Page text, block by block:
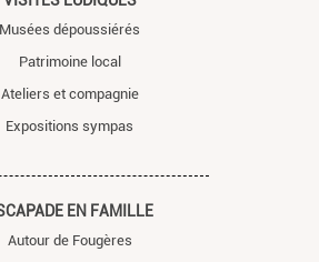
Musées dépoussiérés
Patrimoine local
Ateliers et compagnie
Expositions sympas
EN FAMILLE
Autour de Fougères